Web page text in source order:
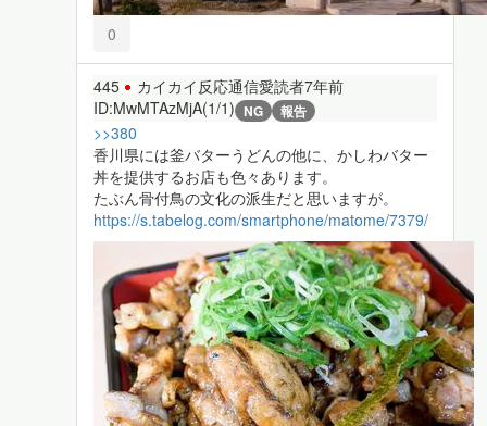
0
445 カイカイ反応通信愛読者7年前
ID:MwMTAzMjA(1/1) NG 報告
>>380
香川県には釜バターうどんの他に、かしわバター
丼を提供するお店も色々あります。
たぶん骨付鳥の文化の派生だと思いますが。
https://s.tabelog.com/smartphone/matome/7379/